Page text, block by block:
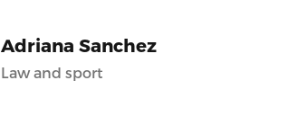
Adriana Sanchez
Law and sport